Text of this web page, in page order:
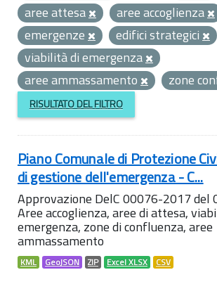
aree attesa
aree accoglienza
emergenze
edifici strategici
viabilità di emergenza
aree ammassamento
zone
RISULTATO DEL FILTRO
Piano Comunale di Protezione
di gestione dell'emergenza - C...
Approvazione DelC 00076-2017
Aree accoglienza, aree di attesa,
emergenza, zone di confluenza, aree
ammassamento
KML GeoJSON ZIP Excel XLSX CSV